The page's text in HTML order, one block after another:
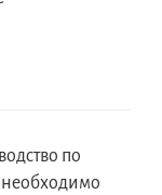
по
необходимо